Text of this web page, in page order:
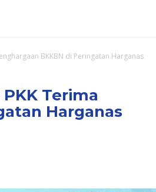
BKKBN di Peringatan Harganas
Terima
Harganas